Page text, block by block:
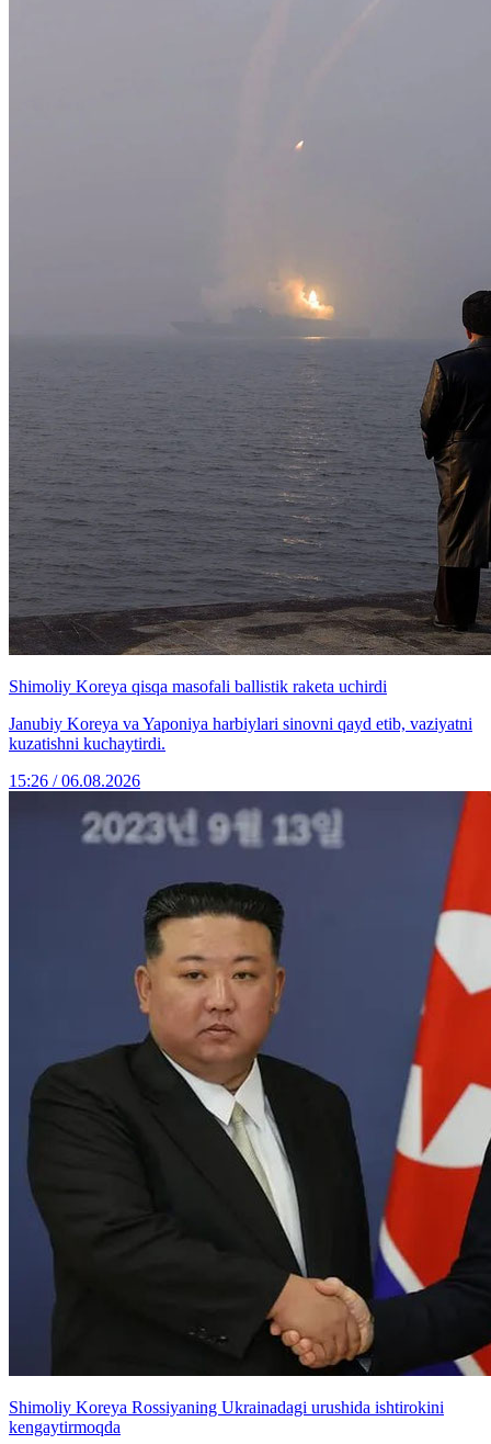
Shimoliy Koreya qisqa masofali ballistik raketa uchirdi
Janubiy Koreya va Yaponiya harbiylari sinovni qayd etib, vaziyatni
kuzatishni kuchaytirdi.
15:26 / 06.08.2026
Shimoliy Koreya Rossiyaning Ukrainadagi urushida ishtirokini
kengaytirmoqda